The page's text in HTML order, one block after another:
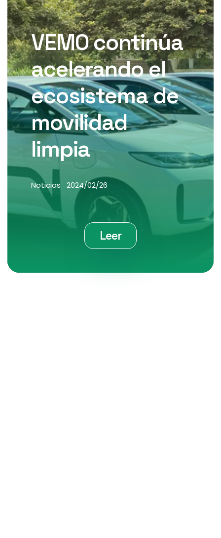
VEMO continúa
acelerando el
ecosistema de
movilidad
limpia
Noticias 2024/02/26
Leer